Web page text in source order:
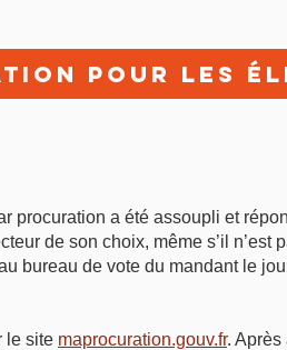
pour les
procuration a été assoupli et
de son choix, même s’il
bureau de vote du mandant le
le site maprocuration.gouv.fr. Après